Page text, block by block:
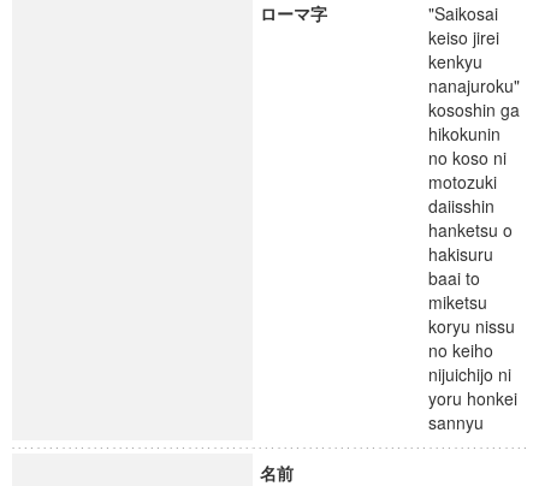
ローマ字
"Saikosai
keiso jirei
kenkyu
nanajuroku"
kososhin ga
hikokunin
no koso ni
motozuki
daiisshin
hanketsu o
hakisuru
baai to
miketsu
koryu nissu
no keiho
nijuichijo ni
yoru honkei
sannyu
名前